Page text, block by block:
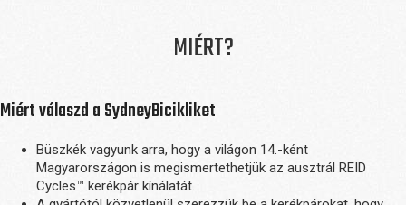
MIÉRT?
Miért válaszd a SydneyBicikliket
Büszkék vagyunk arra, hogy a világon 14.-ként
Magyarországon is megismertethetjük az ausztrál REID
Cycles™ kerékpár kínálatát.